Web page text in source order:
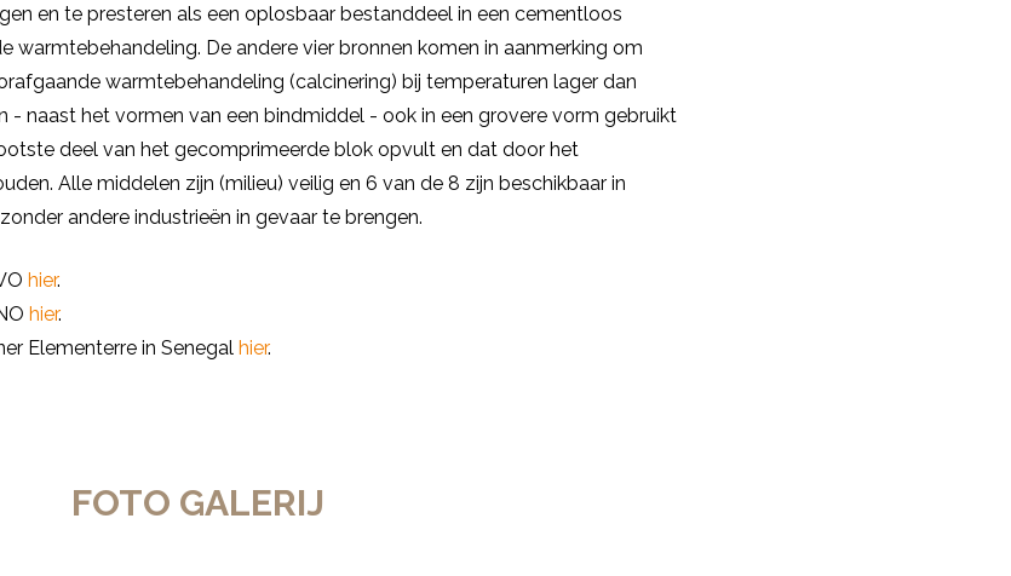
en te presteren als een oplosbaar bestanddeel in een cementloos
warmtebehandeling. De andere vier bronnen komen in aanmerking om
warmtebehandeling (calcinering) bij temperaturen lager dan
- naast het vormen van een bindmiddel - ook in een grovere vorm gebruikt
deel van het gecomprimeerde blok opvult en dat door het
Alle middelen zijn (milieu) veilig en 6 van de 8 zijn beschikbaar in
andere industrieën in gevaar te brengen.
hier.
hier.
Elementerre in Senegal hier.
FOTO GALERIJ